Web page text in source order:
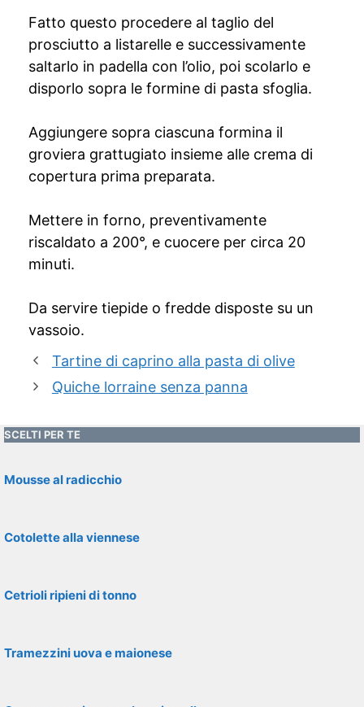
Fatto questo procedere al taglio del
prosciutto a listarelle e successivamente
saltarlo in padella con l’olio, poi scolarlo e
disporlo sopra le formine di pasta sfoglia.
Aggiungere sopra ciascuna formina il
groviera grattugiato insieme alle crema di
copertura prima preparata.
Mettere in forno, preventivamente
riscaldato a 200°, e cuocere per circa 20
minuti.
Da servire tiepide o fredde disposte su un
vassoio.
Tartine di caprino alla pasta di olive
Quiche lorraine senza panna
SCELTI PER TE
Mousse al radicchio
Cotolette alla viennese
Cetrioli ripieni di tonno
Tramezzini uova e maionese